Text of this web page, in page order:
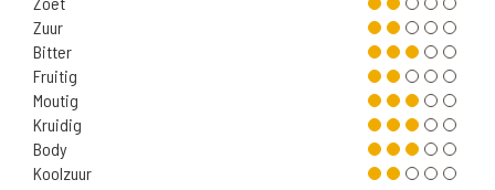
Zuur
Bitter
Fruitig
Moutig
Kruidig
Body
Koolzuur